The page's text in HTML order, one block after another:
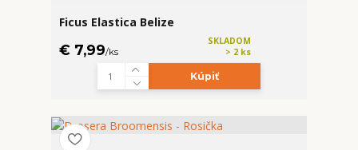
Ficus Elastica Belize
€ 7,99/ks
SKLADOM
> 2 ks
Kúpiť